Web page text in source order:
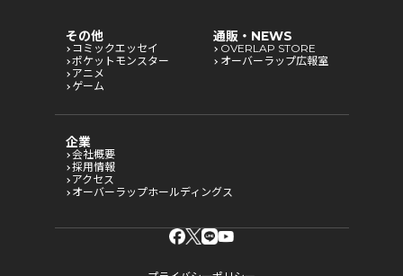
その他
コミックエッセイ
ポケットモンスター
アニメ
ゲーム
通販・NEWS
OVERLAP STORE
オーバーラップ広報室
企業
会社概要
採用情報
アクセス
オーバーラップホールディングス